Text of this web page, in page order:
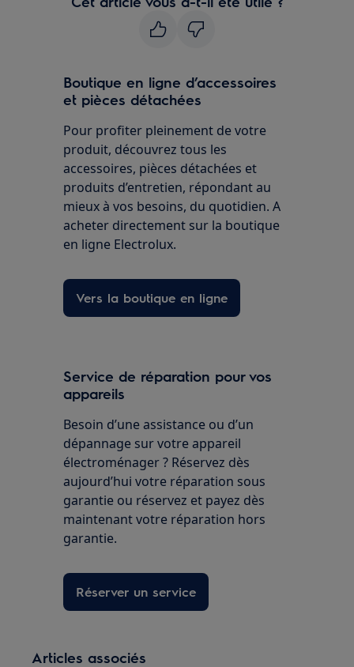
Boutique en ligne d’accessoires
et pièces détachées
Pour profiter pleinement de votre
produit, découvrez tous les
accessoires, pièces détachées et
produits d’entretien, répondant au
mieux à vos besoins, du quotidien. A
acheter directement sur la boutique
en ligne Electrolux.
Vers la boutique en ligne
Service de réparation pour vos
appareils
Besoin d’une assistance ou d’un
dépannage sur votre appareil
électroménager ? Réservez dès
aujourd’hui votre réparation sous
garantie ou réservez et payez dès
maintenant votre réparation hors
garantie.
Réserver un service
Articles associés